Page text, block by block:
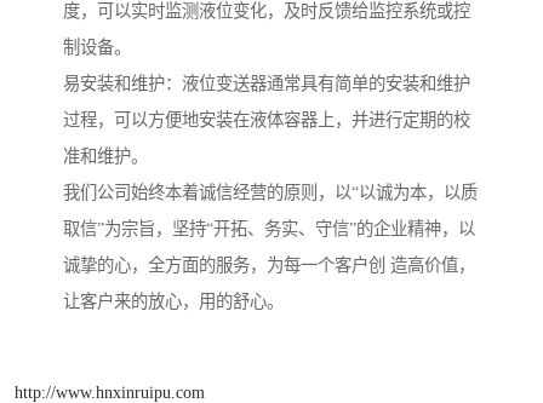
度，可以实时监测液位变化，及时反馈给监控系统或控
制设备。
易安装和维护：液位变送器通常具有简单的安装和维护
过程，可以方便地安装在液体容器上，并进行定期的校
准和维护。
我们公司始终本着诚信经营的原则，以“以诚为本，以质
取信”为宗旨，坚持“开拓、务实、守信”的企业精神，以
诚挚的心，全方面的服务，为每一个客户创 造高价值，
让客户来的放心，用的舒心。
http://www.hnxinruipu.com